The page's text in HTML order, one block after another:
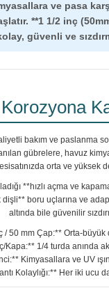
ve pasa
**1 1/2 inç
güvenli ve
Korozyona
bakım ve paslanma
gübrelere, havuz
orta ve
**hızlı açma ve
dişli** boru uçlarına ve
altında bile güvenilir
/ 50 mm Çap:** Orta-
Kapa:** 1/4 turda anında
Kimyasallara ve UV
Kolaylığı:** Her iki ucu